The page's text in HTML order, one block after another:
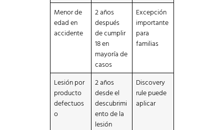
Menor de
edad en
accidente
2 años
después
de cumplir
18 en
mayoría de
casos
Excepción
importante
para
familias
Lesión por
producto
defectuos
o
2 años
desde el
descubrimi
ento de la
lesión
Discovery
rule puede
aplicar